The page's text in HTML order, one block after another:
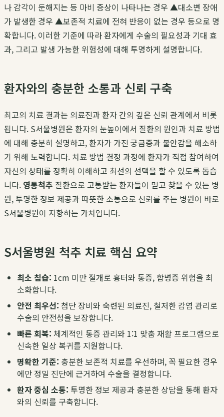
나 감각이 둔해지는 등 마비 증상이 나타나는 경우 ▲대소변 장애
가 발생한 경우 ▲보존적 치료에 전혀 반응이 없는 경우 등으로 명
확합니다. 이러한 기준에 따라 환자에게 수술의 필요성과 기대 효
과, 그리고 발생 가능한 위험성에 대해 투명하게 설명합니다.
환자와의 충분한 소통과 신뢰 구축
최고의 치료 결과는 의료진과 환자 간의 깊은 신뢰 관계에서 비롯
됩니다. S서울병원은 환자의 눈높이에서 질환의 원인과 치료 방법
에 대해 충분히 설명하고, 환자가 가진 궁금증과 불안감을 해소하
기 위해 노력합니다. 치료 방법 결정 과정에 환자가 직접 참여하여
자신의 상태를 정확히 이해하고 최선의 선택을 할 수 있도록 돕습
니다. 영통척추 질환으로 고통받는 환자들이 믿고 찾을 수 있는 병
원, 투명한 정보 제공과 따뜻한 소통으로 신뢰를 주는 병원이 바로
S서울병원이 지향하는 가치입니다.
S서울병원 척추 치료 핵심 요약
최소 침습: 1cm 미만 절개로 흉터와 통증, 합병증 위험을 최
소화합니다.
안전 최우선: 첨단 장비와 숙련된 의료진, 철저한 감염 관리로
수술의 안전성을 보장합니다.
빠른 회복: 체계적인 통증 관리와 1:1 맞춤 재활 프로그램으로
신속한 일상 복귀를 지원합니다.
명확한 기준: 충분한 보존적 치료를 우선하며, 꼭 필요한 경우
에만 정밀 진단에 근거하여 수술을 결정합니다.
환자 중심 소통: 투명한 정보 제공과 충분한 상담을 통해 환자
와의 신뢰를 구축합니다.